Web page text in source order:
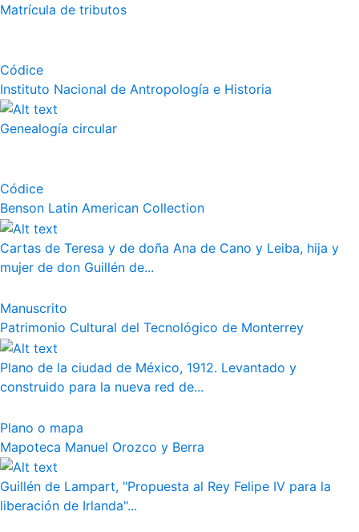
Matrícula de tributos
Códice
Instituto Nacional de Antropología e Historia
Genealogía circular
Códice
Benson Latin American Collection
Cartas de Teresa y de doña Ana de Cano y Leiba, hija y
mujer de don Guillén de...
Manuscrito
Patrimonio Cultural del Tecnológico de Monterrey
Plano de la ciudad de México, 1912. Levantado y
construido para la nueva red de...
Plano o mapa
Mapoteca Manuel Orozco y Berra
Guillén de Lampart, "Propuesta al Rey Felipe IV para la
liberación de Irlanda"...